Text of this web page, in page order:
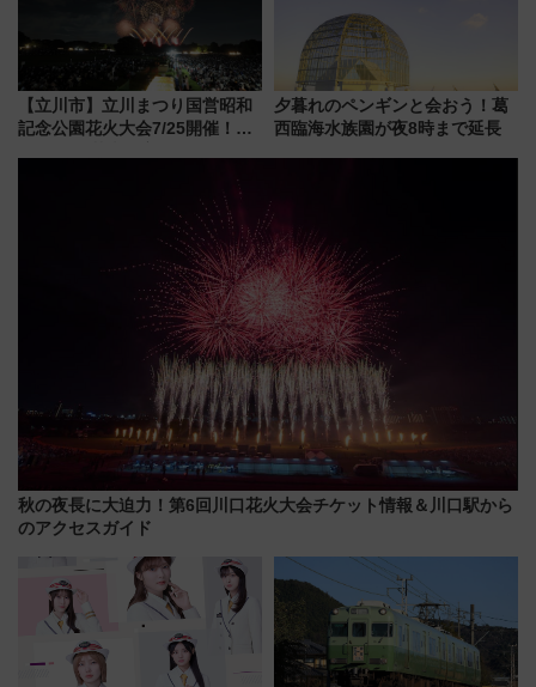
【立川市】立川まつり国営昭和
記念公園花火大会7/25開催！
夕暮れのペンギンと会おう！葛
西臨海水族園が夜8時まで延長
秋の夜長に大迫力！第6回川口花火大会チケット情報＆川口駅から
のアクセスガイド